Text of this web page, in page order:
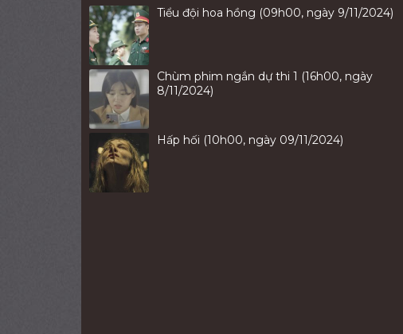
Tiểu đội hoa hồng (09h00, ngày 9/11/2024)
Chùm phim ngắn dự thi 1 (16h00, ngày
8/11/2024)
Hấp hối (10h00, ngày 09/11/2024)